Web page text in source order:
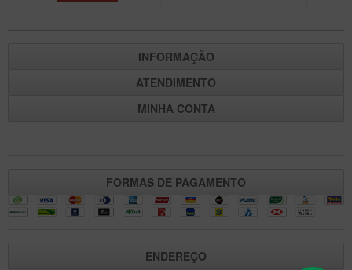
Limpadores para Cachimbo
INFORMAÇÃO
ATENDIMENTO
MINHA CONTA
FORMAS DE PAGAMENTO
ENDEREÇO